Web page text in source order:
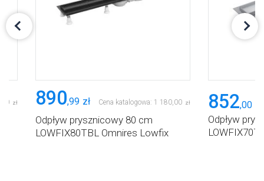
00 zł 890,99 zł Cena katalogowa: 1 180,00 zł
Odpływ prysznicowy 80 cm
LOWFIX80TBL Omnires Lowfix
852,00
Odpływ